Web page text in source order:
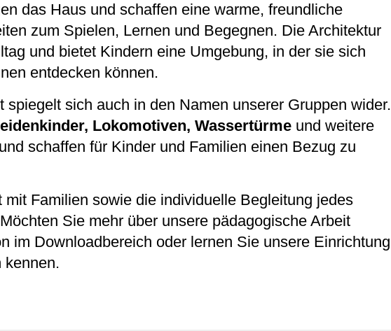
das Haus und schaffen eine warme, freundliche
zum Spielen, Lernen und Begegnen. Die Architektur
und bietet Kindern eine Umgebung, in der sie sich
entdecken können.
sich auch in den Namen unserer Gruppen wider.
Lokomotiven, Wassertürme und weitere
schaffen für Kinder und Familien einen Bezug zu
Familien sowie die individuelle Begleitung jedes
Sie mehr über unsere pädagogische Arbeit
im Downloadbereich oder lernen Sie unsere Einrichtung
kennen.